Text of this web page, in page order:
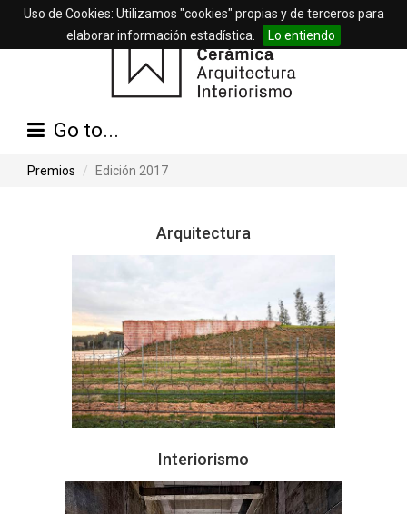
Uso de Cookies: Utilizamos "cookies" propias y de terceros para
elaborar información estadística.
Lo entiendo
Go to...
Premios Edición 2017
Arquitectura
Interiorismo